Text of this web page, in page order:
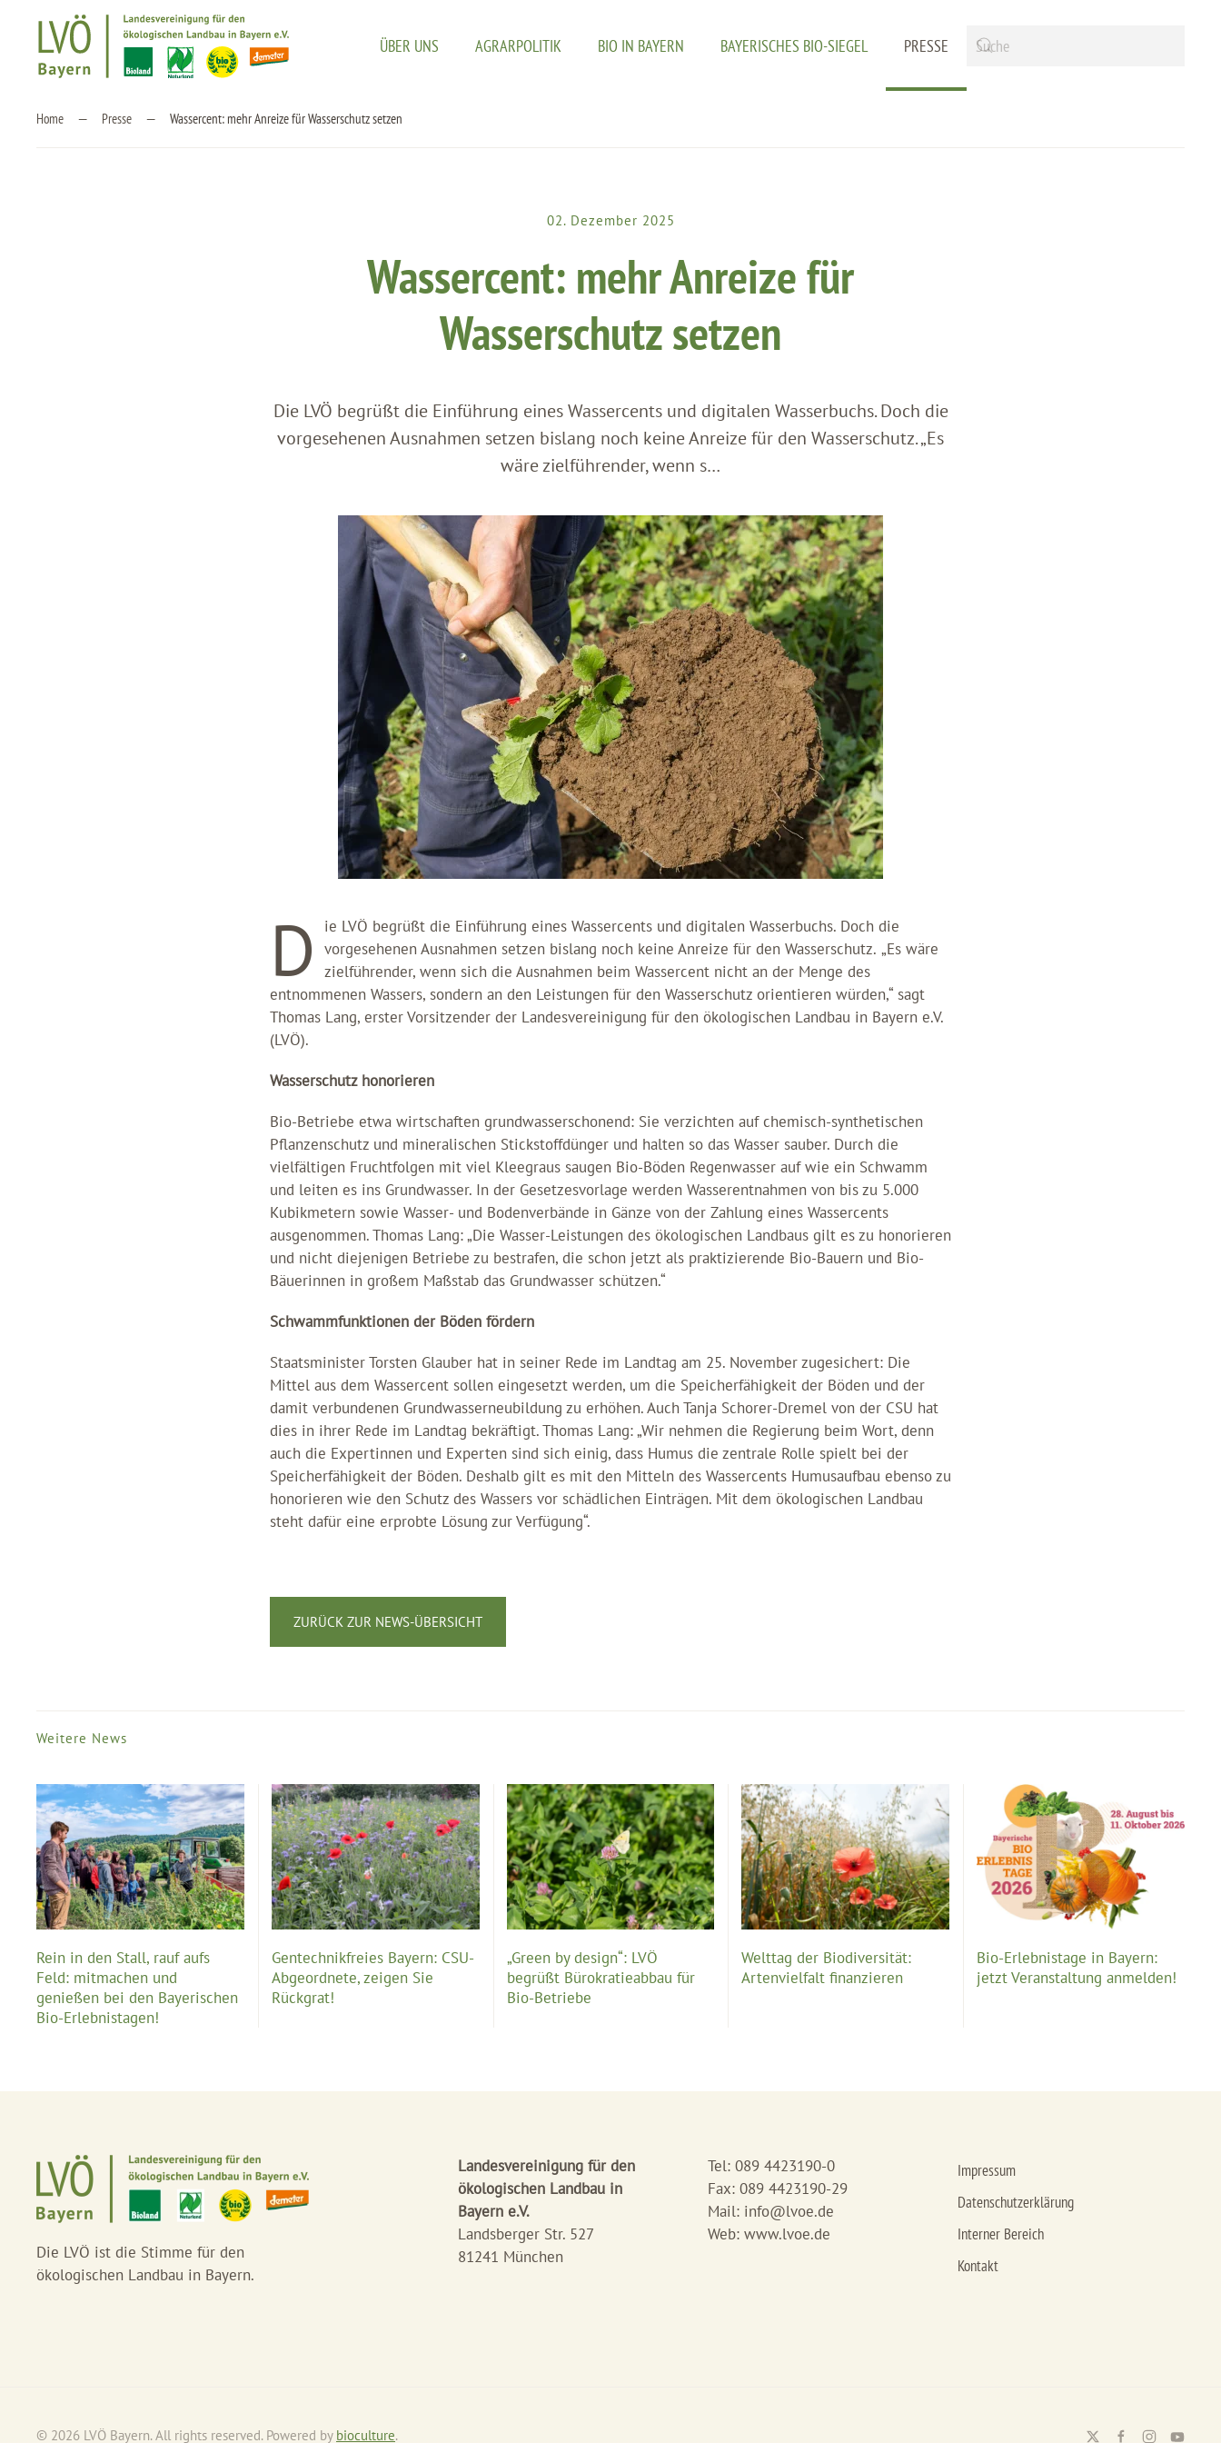
Zum Hauptinhalt springen ÜBER UNS AGRARPOLITIK BIO IN BAYERN BAYERISCHES BIO-SIEGEL PRESSE
Home Presse Wassercent: mehr Anreize für Wasserschutz setzen
02. Dezember 2025
Wassercent: mehr Anreize für
Wasserschutz setzen
Die LVÖ begrüßt die Einführung eines Wassercents und digitalen Wasserbuchs. Doch die
vorgesehenen Ausnahmen setzen bislang noch keine Anreize für den Wasserschutz. „Es
wäre zielführender, wenn s…
D
ie LVÖ begrüßt die Einführung eines Wassercents und digitalen Wasserbuchs. Doch die
vorgesehenen Ausnahmen setzen bislang noch keine Anreize für den Wasserschutz. „Es wäre
zielführender, wenn sich die Ausnahmen beim Wassercent nicht an der Menge des
entnommenen Wassers, sondern an den Leistungen für den Wasserschutz orientieren würden,“ sagt
Thomas Lang, erster Vorsitzender der Landesvereinigung für den ökologischen Landbau in Bayern e.V.
(LVÖ).
Wasserschutz honorieren
Bio-Betriebe etwa wirtschaften grundwasserschonend: Sie verzichten auf chemisch-synthetischen
Pflanzenschutz und mineralischen Stickstoffdünger und halten so das Wasser sauber. Durch die
vielfältigen Fruchtfolgen mit viel Kleegraus saugen Bio-Böden Regenwasser auf wie ein Schwamm
und leiten es ins Grundwasser. In der Gesetzesvorlage werden Wasserentnahmen von bis zu 5.000
Kubikmetern sowie Wasser- und Bodenverbände in Gänze von der Zahlung eines Wassercents
ausgenommen. Thomas Lang: „Die Wasser-Leistungen des ökologischen Landbaus gilt es zu honorieren
und nicht diejenigen Betriebe zu bestrafen, die schon jetzt als praktizierende Bio-Bauern und Bio-
Bäuerinnen in großem Maßstab das Grundwasser schützen.“
Schwammfunktionen der Böden fördern
Staatsminister Torsten Glauber hat in seiner Rede im Landtag am 25. November zugesichert: Die
Mittel aus dem Wassercent sollen eingesetzt werden, um die Speicherfähigkeit der Böden und der
damit verbundenen Grundwasserneubildung zu erhöhen. Auch Tanja Schorer-Dremel von der CSU hat
dies in ihrer Rede im Landtag bekräftigt. Thomas Lang: „Wir nehmen die Regierung beim Wort, denn
auch die Expertinnen und Experten sind sich einig, dass Humus die zentrale Rolle spielt bei der
Speicherfähigkeit der Böden. Deshalb gilt es mit den Mitteln des Wassercents Humusaufbau ebenso zu
honorieren wie den Schutz des Wassers vor schädlichen Einträgen. Mit dem ökologischen Landbau
steht dafür eine erprobte Lösung zur Verfügung“.
ZURÜCK ZUR NEWS-ÜBERSICHT
Weitere News
Rein in den Stall, rauf aufs
Feld: mitmachen und
genießen bei den Bayerischen
Bio-Erlebnistagen!
Gentechnikfreies Bayern: CSU-
Abgeordnete, zeigen Sie
Rückgrat!
„Green by design“: LVÖ
begrüßt Bürokratieabbau für
Bio-Betriebe
Welttag der Biodiversität:
Artenvielfalt finanzieren
Bio-Erlebnistage in Bayern:
jetzt Veranstaltung anmelden!
Die LVÖ ist die Stimme für den
ökologischen Landbau in Bayern.
Landesvereinigung für den
ökologischen Landbau in
Bayern e.V.
Landsberger Str. 527
81241 München
Tel: 089 4423190-0
Fax: 089 4423190-29
Mail: info@lvoe.de
Web: www.lvoe.de
Impressum
Datenschutzerklärung
Interner Bereich
Kontakt
© 2026 LVÖ Bayern. All rights reserved. Powered by bioculture.